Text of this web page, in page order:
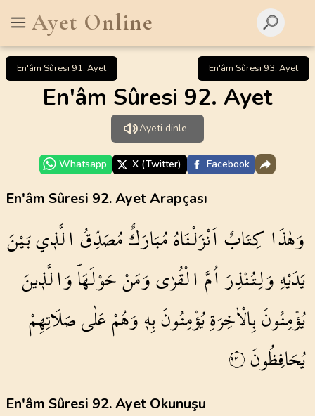
Ayet Online
En'âm Sûresi 91. Ayet En'âm Sûresi 93. Ayet
En'âm Sûresi 92. Ayet
Ayeti dinle
Whatsapp X (Twitter) Facebook
En'âm Sûresi 92. Ayet Arapçası
وَهٰذَا كِتَابٌاَنْزَلْنَاهُمُبَارَكٌمُصَدِّقُالَّذ۪يبَيْنَ
يَدَيْهِوَلِتُنْذِرَاُمَّالْقُرٰىوَمَنْحَوْلَهَاۜوَالَّذ۪ينَ
يُؤْمِنُونَبِالْاٰخِرَةِيُؤْمِنُونَبِه۪وَهُمْعَلٰىصَلَاتِهِمْ
يُحَافِظُونَ ٩٢
En'âm Sûresi 92. Ayet Okunuşu